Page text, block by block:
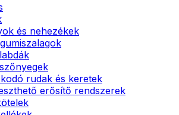
és nehezékek
rudak és keretek
erősítő rendszerek